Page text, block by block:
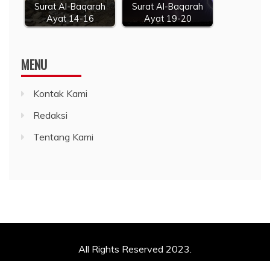
Surat Al-Baqarah
Ayat 14-16
Surat Al-Baqarah
Ayat 19-20
MENU
Kontak Kami
Redaksi
Tentang Kami
All Rights Reserved 2023.